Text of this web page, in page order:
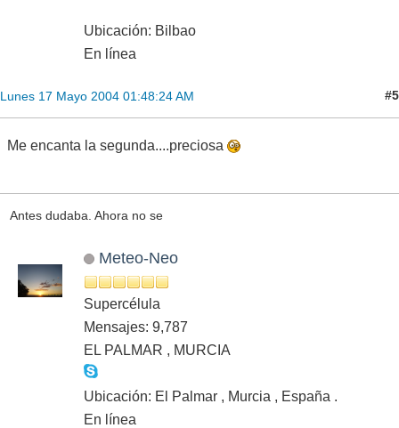
Ubicación: Bilbao
En línea
Lunes 17 Mayo 2004 01:48:24 AM #5
Me encanta la segunda....preciosa
Antes dudaba. Ahora no se
Meteo-Neo
Supercélula
Mensajes: 9,787
EL PALMAR , MURCIA
Ubicación: El Palmar , Murcia , España .
En línea